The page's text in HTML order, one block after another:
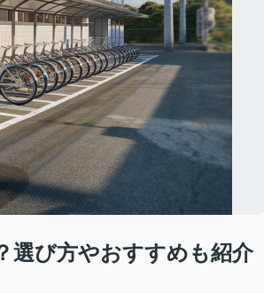
選び方やおすすめも紹介